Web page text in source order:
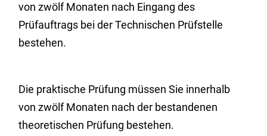
von zwölf Monaten nach Eingang des
Prüfauftrags bei der Technischen Prüfstelle
bestehen.
Die praktische Prüfung müssen Sie innerhalb
von zwölf Monaten nach der bestandenen
theoretischen Prüfung bestehen.